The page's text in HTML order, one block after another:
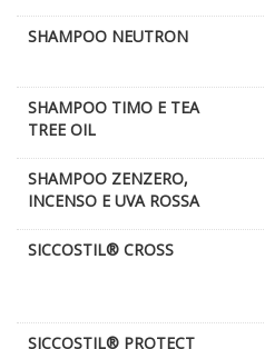
SHAMPOO NEUTRON
SHAMPOO TIMO E TEA
TREE OIL
SHAMPOO ZENZERO,
INCENSO E UVA ROSSA
SICCOSTIL® CROSS
SICCOSTIL® PROTECT